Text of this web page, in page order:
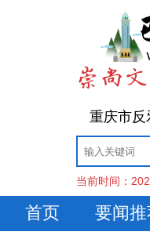
重庆市反
当前时间：
首页 要闻推